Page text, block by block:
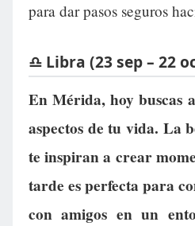
para dar pasos seguros
♎ Libra (23 sep – 22
En Mérida, hoy buscas
aspectos de tu vida. La
te inspiran a crear
tarde es perfecta para
con amigos en un